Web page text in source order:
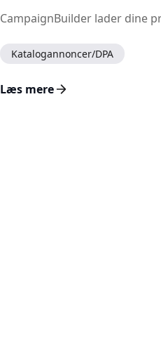
Katalogannoncer/DPA
Læs mere